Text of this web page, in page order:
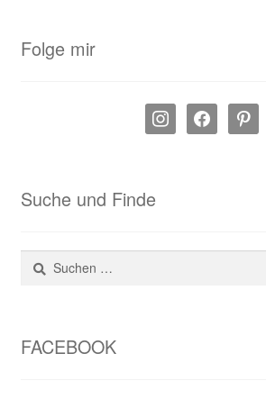
Folge mir
instagramfacebook
Suche und Finde
Suchen
nach:
FACEBOOK